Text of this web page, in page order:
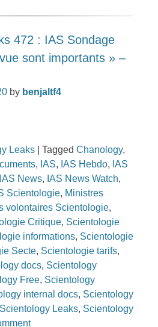
472 : IAS Sondage
sont importants » –
by benjaltf4
Leaks |TaggedChanology,
, IAS, IAS Hebdo, IAS
IAS News, IAS News Watch,
Scientologie, Ministres
volontaires Scientologie,
Critique, Scientologie
informations, Scientologie
Secte, Scientologie tarifs,
docs, Scientology
Free, Scientology
internal docs, Scientology
Scientology Leaks, Scientology